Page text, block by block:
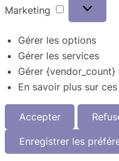
Marketing
Gérer les options
Gérer les services
Gérer {vendor_count}
En savoir plus sur
Accepter
Enregistrer les